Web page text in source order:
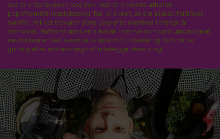
det er videnskaben bag den. Ved at anvende alkalisk
papirfremstillingsteknologi har vi sikret, at din plakat forbliver
syrefri, hvilket bevarer dens uberørte skønhed i mange år
fremover. Bufferet med en alkalisk reserve som calciumcarbonat
neutraliserer den eventuelle sure forbindelser og forhindrer
gulning eller misfarvning i at ødelægge dens pragt.